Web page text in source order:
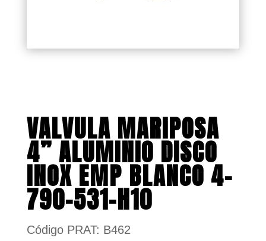
VALVULA MARIPOSA
4” ALUMINIO DISCO
INOX EMP BLANCO 4-
790-531-H10
Código PRAT: B462